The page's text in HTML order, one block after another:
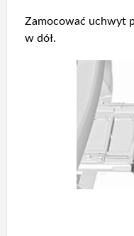
Zamocować uchwyt
w dół.